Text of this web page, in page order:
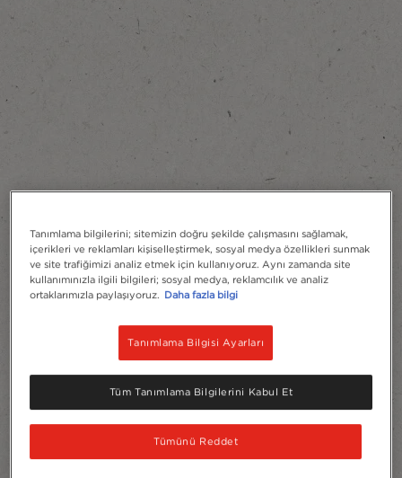
Tanımlama bilgilerini; sitemizin doğru şekilde çalışmasını sağlamak,
içerikleri ve reklamları kişiselleştirmek, sosyal medya özellikleri sunmak
ve site trafiğimizi analiz etmek için kullanıyoruz. Aynı zamanda site
kullanımınızla ilgili bilgileri; sosyal medya, reklamcılık ve analiz
ortaklarımızla paylaşıyoruz. Daha fazla bilgi
Tanımlama Bilgisi Ayarları
Tümünü Reddet
Tüm Tanımlama Bilgilerini Kabul Et